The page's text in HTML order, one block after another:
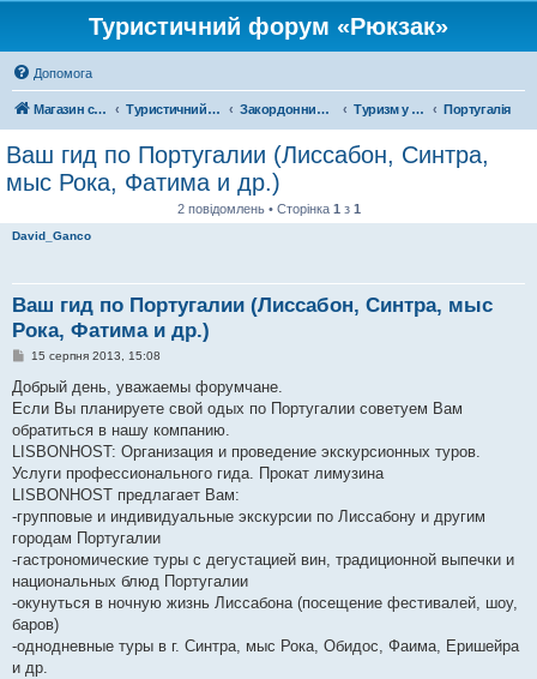
Туристичний форум «Рюкзак»
Допомога
Магазин спорядження Туристичний форум «Рюкзак» Закордонний туризм Туризм у Європі Португалія
Ваш гид по Португалии (Лиссабон, Синтра,
мыс Рока, Фатима и др.)
2 повідомлень • Сторінка 1 з 1
David_Ganco
Ваш гид по Португалии (Лиссабон, Синтра, мыс
Рока, Фатима и др.)
П
в
д
о
м
л
е
н
я
15 серпня 2013, 15:08
Добрый день, уважаемы форумчане.
Если Вы планируете свой одых по Португалии советуем Вам
обратиться в нашу компанию.
LISBONHOST: Организация и проведение экскурсионных туров.
Услуги профессионального гида. Прокат лимузина
LISBONHOST предлагает Вам:
-групповые и индивидуальные экскурсии по Лиссабону и другим
городам Португалии
-гастрономические туры с дегустацией вин, традиционной выпечки и
национальных блюд Португалии
-окунуться в ночную жизнь Лиссабона (посещение фестивалей, шоу,
баров)
-однодневные туры в г. Синтра, мыс Рока, Обидос, Фаима, Еришейра
и др.